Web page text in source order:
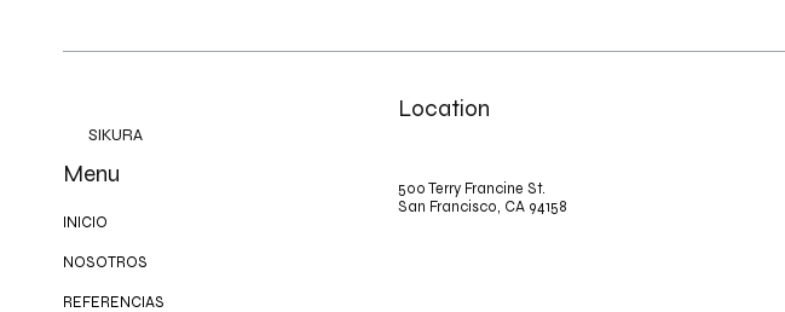
Menu
INICIO
NOSOTROS
REFERENCIAS
SIKURA
Location
500 Terry Francine St.
San Francisco, CA 94158